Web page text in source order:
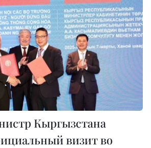
Кыргызстана
визит во